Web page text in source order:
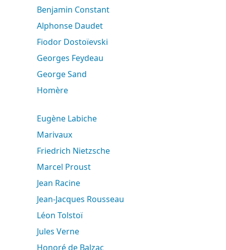
Benjamin Constant
Alphonse Daudet
Fiodor Dostoïevski
Georges Feydeau
George Sand
Homère
Eugène Labiche
Marivaux
Friedrich Nietzsche
Marcel Proust
Jean Racine
Jean-Jacques Rousseau
Léon Tolstoï
Jules Verne
Honoré de Balzac